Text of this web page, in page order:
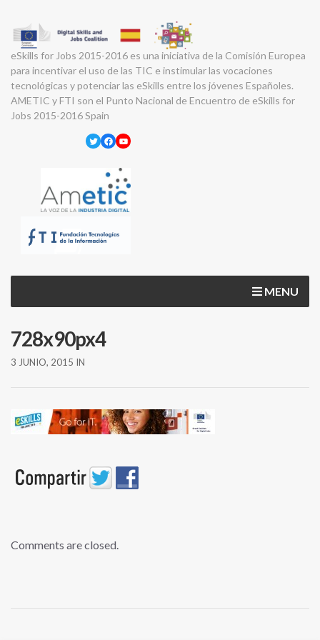
eSkills for Jobs 2015-2016 es una iniciativa de la Comisión Europea
para incentivar el uso de las TIC e instimular las vocaciones
tecnológicas y potenciar las eSkills entre los jóvenes Españoles.
AMETIC y FTI son el Punto Nacional de Encuentro de eSkills for
Jobs 2015-2016 Spain
Twitter
Facebook
YouTube
MENU
728x90px4
3 JUNIO, 2015 IN
Comments are closed.